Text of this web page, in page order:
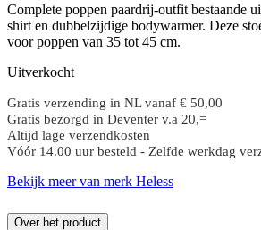
Complete poppen paardrij-outfit bestaande
shirt en dubbelzijdige bodywarmer. Deze
voor poppen van 35 tot 45 cm.
Uitverkocht
Gratis verzending in NL vanaf € 50,00
Gratis bezorgd in Deventer v.a 20,=
Altijd lage verzendkosten
Vóór 14.00 uur besteld - Zelfde werkdag
Bekijk meer van merk Heless
Over het product